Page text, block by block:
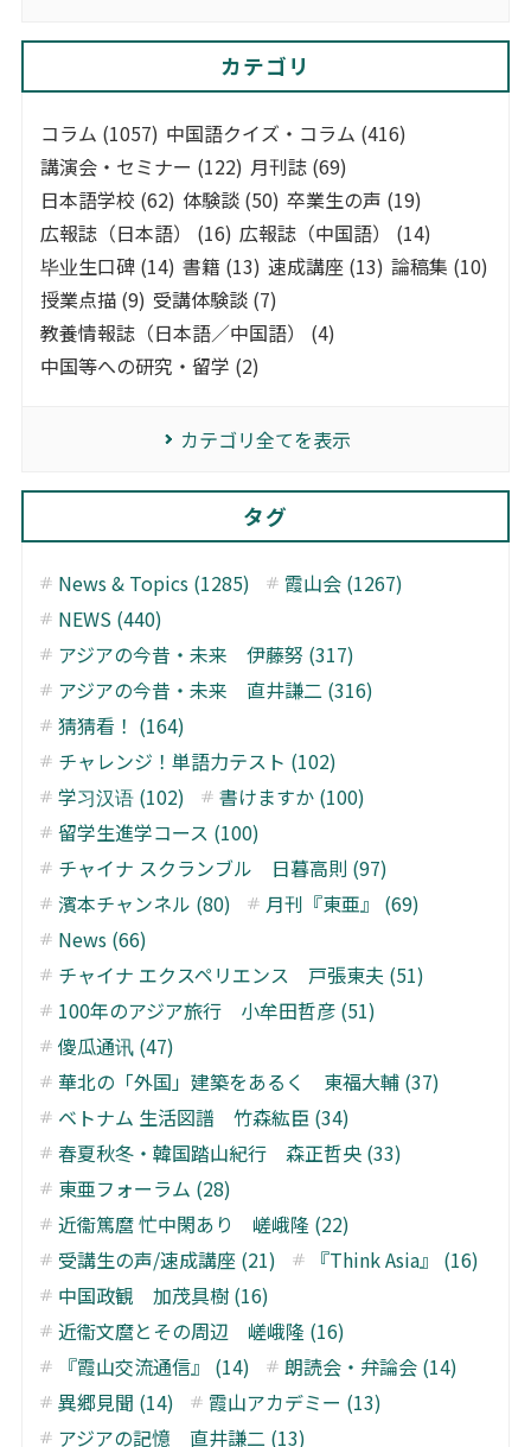
カテゴリ
コラム (1057) 中国語クイズ・コラム (416)
講演会・セミナー (122) 月刊誌 (69)
日本語学校 (62) 体験談 (50) 卒業生の声 (19)
広報誌（日本語） (16) 広報誌（中国語） (14)
毕业生口碑 (14) 書籍 (13) 速成講座 (13) 論稿集 (10)
授業点描 (9) 受講体験談 (7)
教養情報誌（日本語／中国語） (4)
中国等への研究・留学 (2)
カテゴリ全てを表示
タグ
News & Topics (1285)
霞山会 (1267)
NEWS (440)
アジアの今昔・未来 伊藤努 (317)
アジアの今昔・未来 直井謙二 (316)
猜猜看！ (164)
チャレンジ！単語力テスト (102)
学习汉语 (102)
書けますか (100)
留学生進学コース (100)
チャイナ スクランブル 日暮高則 (97)
濱本チャンネル (80)
月刊『東亜』 (69)
News (66)
チャイナ エクスペリエンス 戸張東夫 (51)
100年のアジア旅行 小牟田哲彦 (51)
傻瓜通讯 (47)
華北の「外国」建築をあるく 東福大輔 (37)
ベトナム 生活図譜 竹森紘臣 (34)
春夏秋冬・韓国踏山紀行 森正哲央 (33)
東亜フォーラム (28)
近衞篤麿 忙中閑あり 嵯峨隆 (22)
受講生の声/速成講座 (21)
『Think Asia』 (16)
中国政観 加茂具樹 (16)
近衞文麿とその周辺 嵯峨隆 (16)
『霞山交流通信』 (14)
朗読会・弁論会 (14)
異郷見聞 (14)
霞山アカデミー (13)
アジアの記憶 直井謙二 (13)